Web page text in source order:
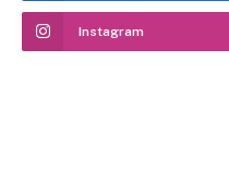
Instagram